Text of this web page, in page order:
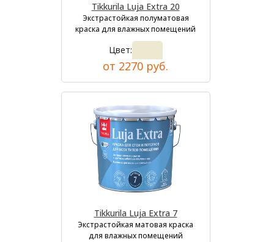
Tikkurila Luja Extra 20
Экстрастойкая полуматовая
краска для влажных помещений
Цвет:
от 2270 руб.
Tikkurila Luja Extra 7
Экстрастойкая матовая краска
для влажных помещений